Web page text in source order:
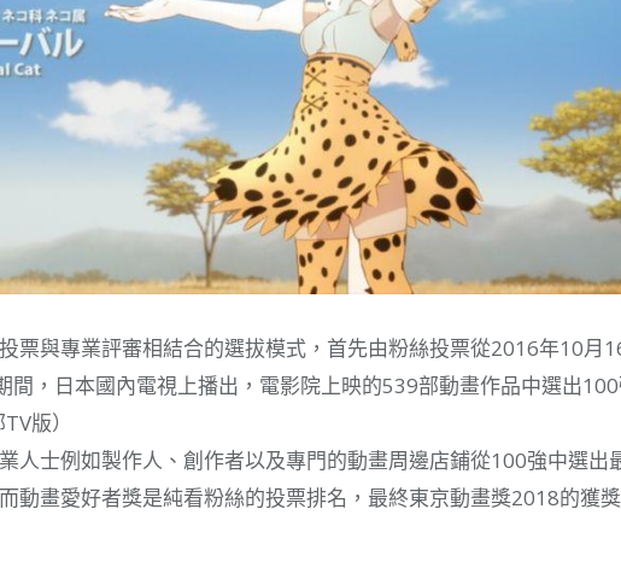
票與專業評審相結合的選拔模式，首先由粉絲投票從2016年10月
間，日本國內電視上播出，電影院上映的539部動畫作品中選出
版）
人士例如製作人、創作者以及專門的動畫周邊店鋪從100強中選出
動畫愛好者獎是純看粉絲的投票排名，最終東京動畫獎2018的獲